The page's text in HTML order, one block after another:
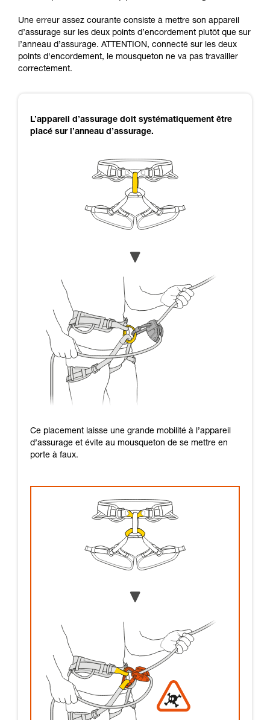
Une erreur assez courante consiste à mettre son appareil
d’assurage sur les deux points d’encordement plutôt que sur
l’anneau d’assurage. ATTENTION, connecté sur les deux
points d'encordement, le mousqueton ne va pas travailler
correctement.
L’appareil d’assurage doit systématiquement être
placé sur l’anneau d’assurage.
Ce placement laisse une grande mobilité à l’appareil
d’assurage et évite au mousqueton de se mettre en
porte à faux.